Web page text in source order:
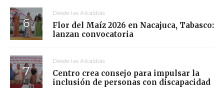
Desde las Alcaldías
Flor del Maíz 2026 en Nacajuca, Tabasco:
lanzan convocatoria
Desde las Alcaldías
Centro crea consejo para impulsar la
inclusión de personas con discapacidad